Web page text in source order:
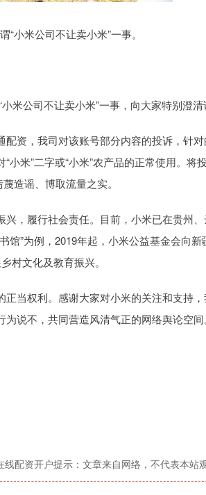
米公司不让卖小米”一事。
公司不让卖小米”一事，向大家特别澄清
资，我司对该账号部分内容的投诉，针
米”二字或“小米”农产品的正常使用。将
造谣、博取流量之实。
履行社会责任。目前，小米已在贵州、
馆”为例，2019年起，小米公益基金会向新
村文化及教育振兴。
当权利。感谢大家对小米的关注和支持
说不，共同营造风清气正的网络舆论空间
线配资开户提示：文章来自网络，不代表本站观